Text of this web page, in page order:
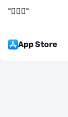
"👌🏻🤝"
App Store